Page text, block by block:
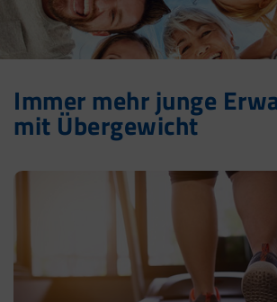
Immer mehr junge
mit Übergewicht